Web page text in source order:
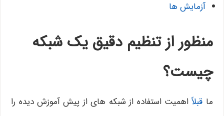
آزمایش ها
منظور از تنظیم دقیق یک شبکه
چیست؟
ما قبلاًاهمیت استفاده از شبکه های از پیش آموزش دیده را